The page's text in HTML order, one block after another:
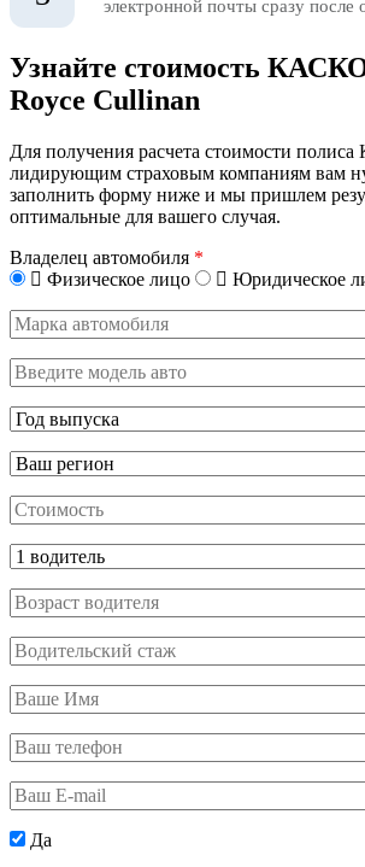
электронной почты сразу после
Узнайте стоимость
Royce Cullinan
Для получения расчета стоимости
лидирующим страховым компаниям вам
заполнить форму ниже и мы пришлем
оптимальные для вашего случая.
Владелец автомобиля *
Физическое лицо
Юридическое
Марка
автомобиля
Введите
модель
авто
Год
выпуска
Регион
Стоимость,
руб.
Водитель
Возраст
водителя
Водительский
стаж
Ваше
Имя
Ваш
телефон
Ваш
E-
mail
Персональные
Да